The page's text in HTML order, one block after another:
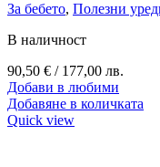
За бебето, Полезни
В наличност
90,50 € / 177,00 лв.
Добави в любими
Добавяне в количката
Quick view